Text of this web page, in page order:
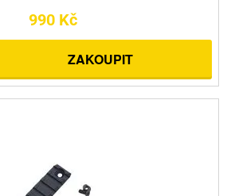
990 Kč
ZAKOUPIT